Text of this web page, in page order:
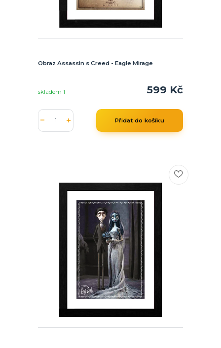
Obraz Assassin s Creed - Eagle Mirage
599 Kč
skladem 1
Přidat do košíku